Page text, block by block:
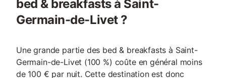
bed & breakfasts à Saint-
Germain-de-Livet ?
Une grande partie des bed & breakfasts à Saint-
Germain-de-Livet (100 %) coûte en général moins
de 100 € par nuit. Cette destination est donc